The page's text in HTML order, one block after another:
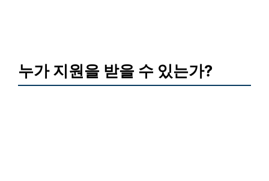
누가 지원을 받을 수 있는가?